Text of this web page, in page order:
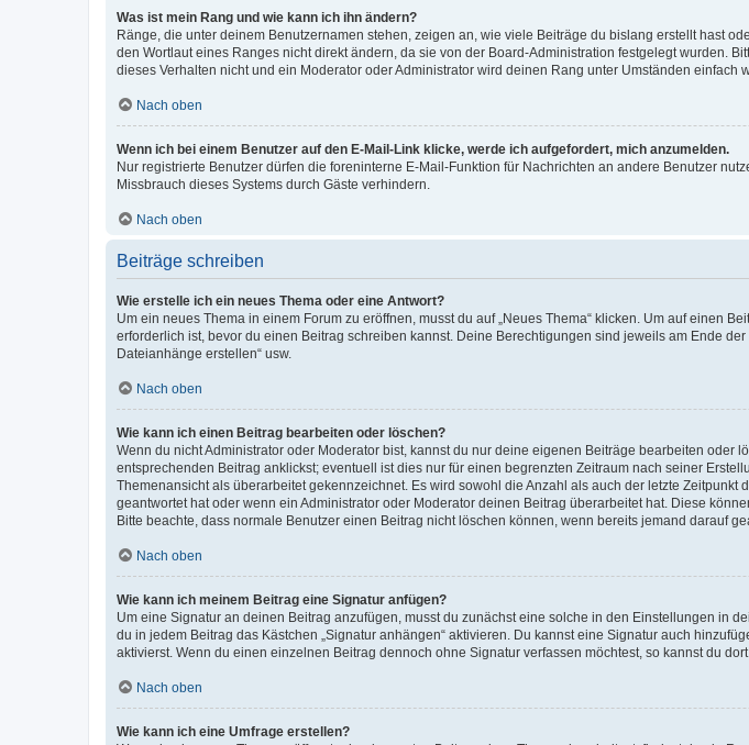
Was ist mein Rang und wie kann ich ihn ändern?
Ränge, die unter deinem Benutzernamen stehen, zeigen an, wie viele Beiträge du bislang erstellt hast
den Wortlaut eines Ranges nicht direkt ändern, da sie von der Board-Administration festgelegt wurden.
dieses Verhalten nicht und ein Moderator oder Administrator wird deinen Rang unter Umständen einfach
Nach oben
Wenn ich bei einem Benutzer auf den E-Mail-Link klicke, werde ich aufgefordert, mich anzumelden.
Nur registrierte Benutzer dürfen die foreninterne E-Mail-Funktion für Nachrichten an andere Benutzer
Missbrauch dieses Systems durch Gäste verhindern.
Nach oben
Beiträge schreiben
Wie erstelle ich ein neues Thema oder eine Antwort?
Um ein neues Thema in einem Forum zu eröffnen, musst du auf „Neues Thema“ klicken. Um auf einen
erforderlich ist, bevor du einen Beitrag schreiben kannst. Deine Berechtigungen sind jeweils am Ende
Dateianhänge erstellen“ usw.
Nach oben
Wie kann ich einen Beitrag bearbeiten oder löschen?
Wenn du nicht Administrator oder Moderator bist, kannst du nur deine eigenen Beiträge bearbeiten oder
entsprechenden Beitrag anklickst; eventuell ist dies nur für einen begrenzten Zeitraum nach seiner
Themenansicht als überarbeitet gekennzeichnet. Es wird sowohl die Anzahl als auch der letzte
geantwortet hat oder wenn ein Administrator oder Moderator deinen Beitrag überarbeitet hat. Diese
Bitte beachte, dass normale Benutzer einen Beitrag nicht löschen können, wenn bereits jemand darauf
Nach oben
Wie kann ich meinem Beitrag eine Signatur anfügen?
Um eine Signatur an deinen Beitrag anzufügen, musst du zunächst eine solche in den Einstellungen in
du in jedem Beitrag das Kästchen „Signatur anhängen“ aktivieren. Du kannst eine Signatur auch
aktivierst. Wenn du einen einzelnen Beitrag dennoch ohne Signatur verfassen möchtest, so kannst du
Nach oben
Wie kann ich eine Umfrage erstellen?